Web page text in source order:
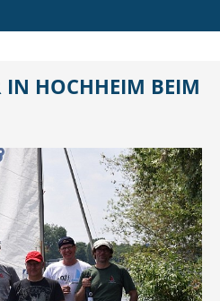
IN HOCHHEIM BEIM